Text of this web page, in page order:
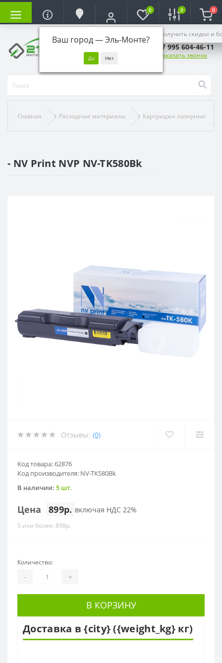
Ваш город —Эль-Монте?
Войдите, чтобы получить скидки и
0 0 0
+7 995 604-46-11
Заказать звонок
Главная Расходные материалы Картриджи лазерные
- NV Print NVP NV-TK580Bk
Отзывы: (0)
Код товара: 62876
Код производителя: NV-TK580Bk
В наличии: 5 шт.
Цена 899р. включая НДС 22%
5 или более: 898р.
Количество:
- +
В КОРЗИНУ
Доставка в {city} ({weight_kg} кг)